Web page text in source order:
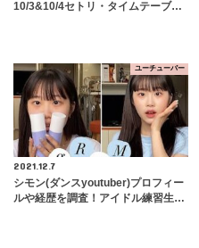
10/3&10/4セトリ・タイムテーブ…
ユーチューバー
2021.12.7
シモン(ダンスyoutuber)プロフィー
ルや経歴を調査！アイドル練習生…